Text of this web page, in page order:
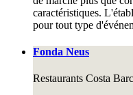
caractéristiques.
pour tout type
Fonda Neus
Restaurants Costa